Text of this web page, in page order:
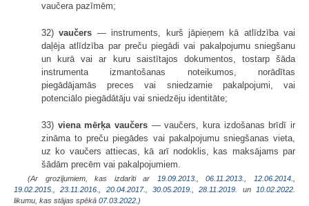
vaučera pazīmēm;
32)vaučers — instruments, kurš jāpieņem kā atlīdzība vai
daļēja atlīdzība par preču piegādi vai pakalpojumu sniegšanu
un kurā vai ar kuru saistītajos dokumentos, tostarp šāda
instrumenta izmantošanas noteikumos, norādītas
piegādājamās preces vai sniedzamie pakalpojumi, vai
potenciālo piegādātāju vai sniedzēju identitāte;
33) viena mērķa vaučers — vaučers, kura izdošanas brīdī ir
zināma to preču piegādes vai pakalpojumu sniegšanas vieta,
uz ko vaučers attiecas, kā arī nodoklis, kas maksājams par
šādām precēm vai pakalpojumiem.
(Ar grozījumiem, kas izdarīti ar 19.09.2013.,06.11.2013.,12.06.2014.,
19.02.2015.,23.11.2016., 20.04.2017.,30.05.2019.,28.11.2019. un10.02.2022.
likumu, kas stājas spēkā 07.03.2022.)